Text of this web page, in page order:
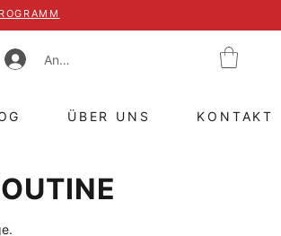
Anmelden
ÜBER UNS KONTAKT